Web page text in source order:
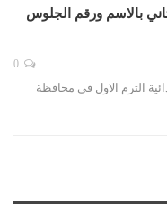
الابتدائية 2025 الترم الثاني بالاسم ورقم الجلوس
الترم الاول في محافظة